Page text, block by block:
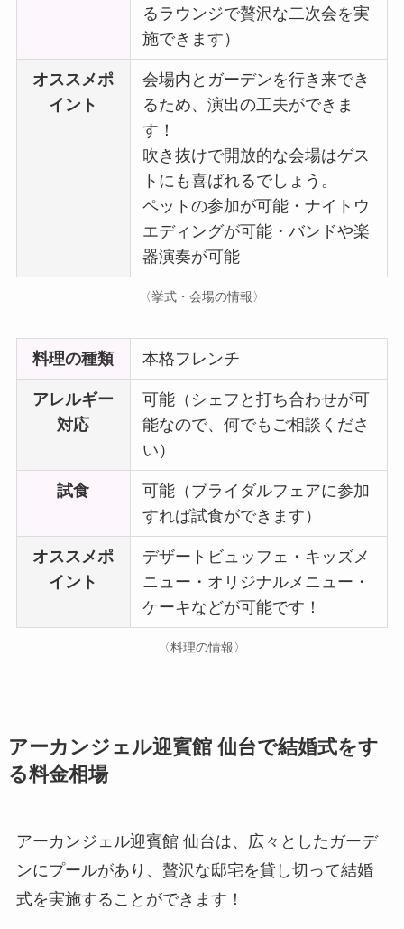
るラウンジで贅沢な二次会を実
施できます）
オススメポ
イント
会場内とガーデンを行き来でき
るため、演出の工夫ができま
す！
吹き抜けで開放的な会場はゲス
トにも喜ばれるでしょう。
ペットの参加が可能・ナイトウ
エディングが可能・バンドや楽
器演奏が可能
〈挙式・会場の情報〉
料理の種類 本格フレンチ
アレルギー
対応
可能（シェフと打ち合わせが可
能なので、何でもご相談くださ
い）
試食
可能（ブライダルフェアに参加
すれば試食ができます）
オススメポ
イント
デザートビュッフェ・キッズメ
ニュー・オリジナルメニュー・
ケーキなどが可能です！
〈料理の情報〉
アーカンジェル迎賓館 仙台で結婚式をす
る料金相場
アーカンジェル迎賓館 仙台は、広々としたガーデ
ンにプールがあり、贅沢な邸宅を貸し切って結婚
式を実施することができます！